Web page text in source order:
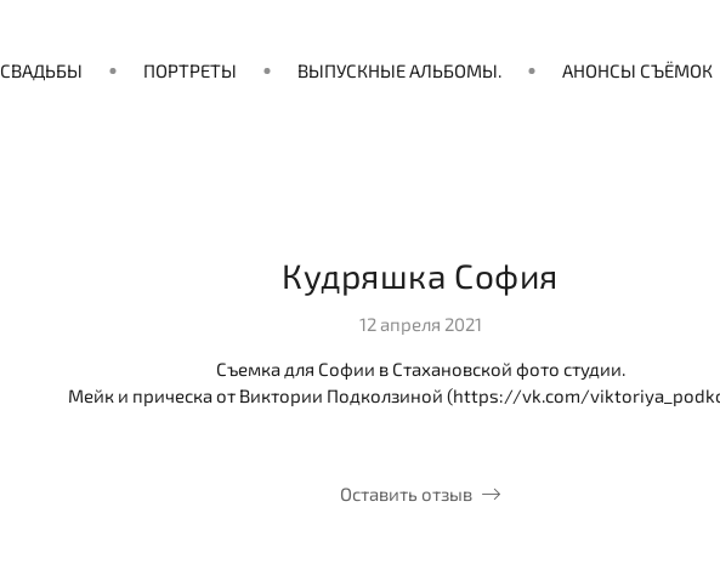
СВАДЬБЫ ПОРТРЕТЫ ВЫПУСКНЫЕ АЛЬБОМЫ.
АНОНСЫ СЪЁМОК
Кудряшка София
12 апреля 2021
Съемка для Софии в Стахановской фото студии.
Мейк и прическа от Виктории Подколзиной (https://vk.com/
Оставить отзыв